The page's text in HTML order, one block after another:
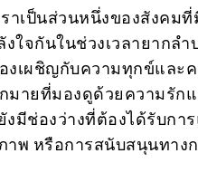
าเป็นส่วนหนึ่งของสังคม
ใจกันในช่วงเวลายากล
งเผชิญกับความทุกข์และ
มายที่มองดูด้วยความรัก
มีช่องว่างที่ต้องได้รับกา
าพ หรือการสนับสนุนทาง